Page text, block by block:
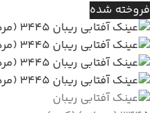
فروخته شده